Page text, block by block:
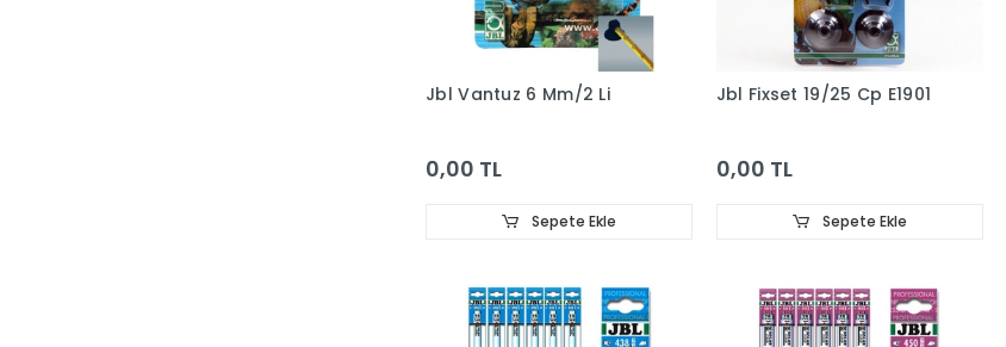
Jbl Vantuz 6 Mm/2 Li
0,00 TL
Sepete Ekle
Jbl Fixset 19/25 Cp E1901
0,00 TL
Sepete Ekle